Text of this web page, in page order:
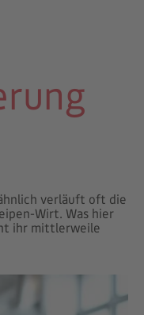
verläuft oft die
Wirt. Was hier
ihr mittlerweile